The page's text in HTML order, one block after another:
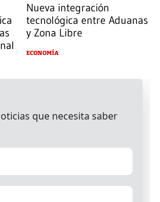
Nueva integración
tecnológica entre Aduanas
y Zona Libre
ECONOMÍA